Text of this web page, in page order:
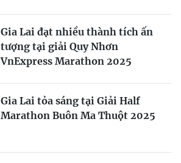
Gia Lai đạt nhiều thành tích ấn
tượng tại giải Quy Nhơn
VnExpress Marathon 2025
Gia Lai tỏa sáng tại Giải Half
Marathon Buôn Ma Thuột 2025